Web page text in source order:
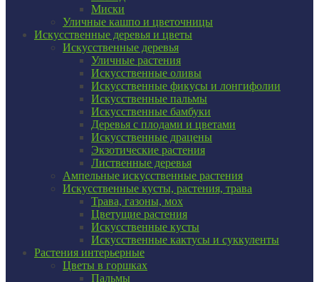
Миски
Уличные кашпо и цветочницы
Искусственные деревья и цветы
Искусственные деревья
Уличные растения
Искусственные оливы
Искусственные фикусы и лонгифолии
Искусственные пальмы
Искусственные бамбуки
Деревья с плодами и цветами
Искусственные драцены
Экзотические растения
Лиственные деревья
Ампельные искусственные растения
Искусственные кусты, растения, трава
Трава, газоны, мох
Цветущие растения
Искусственные кусты
Искусственные кактусы и суккуленты
Растения интерьерные
Цветы в горшках
Пальмы